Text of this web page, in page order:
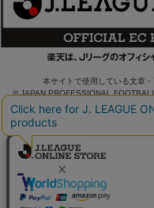
本サイトで使用している文章
© JAPAN PROFESSIONAL